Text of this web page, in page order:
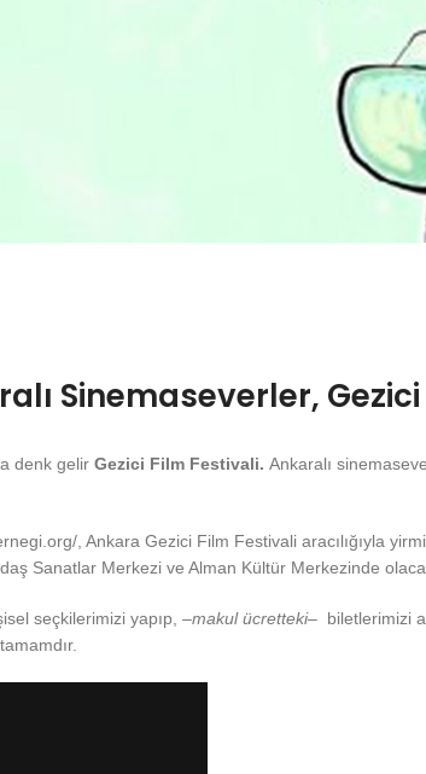
Sinemaseverler,
denk gelir Gezici Film Festivali. Ankaralı
, Ankara Gezici Film Festivali aracılığıyla
Sanatlar Merkezi ve Alman Kültür Merkezinde
seçkilerimizi yapıp, –makul ücretteki– biletlerimizi